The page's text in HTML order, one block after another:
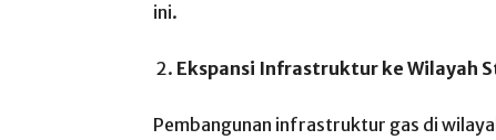
ini.
Ekspansi Infrastruktur ke Wilayah
Pembangunan infrastruktur gas di